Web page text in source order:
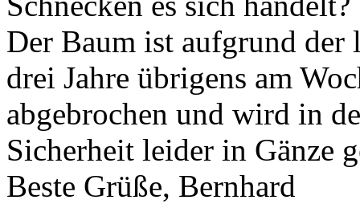
Der Baum ist aufgrund der
drei Jahre übrigens am
abgebrochen und wird in
Sicherheit leider in Gänze
Beste Grüße, Bernhard